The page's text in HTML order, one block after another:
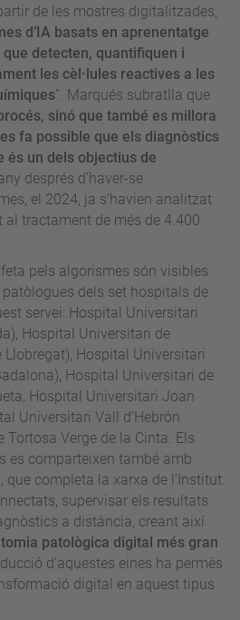
de les mostres digitalitzades,
d’IA basats en aprenentatge
que detecten, quantifiquen i
les cèl·lules reactives a les
”. Marqués subratlla que
sinó que també es millora
fa possible que els diagnòstics
és un dels objectius de
després d’haver-se
el 2024, ja s’havien analitzat
tractament de més de 4.400
pels algorismes són visibles
dels set hospitals de
servei: Hospital Universitari
Hospital Universitari de
Llobregat), Hospital Universitari
Hospital Universitari de
Hospital Universitari Joan
Universitari Vall d’Hebrón
Verge de la Cinta. Els
es comparteixen també amb
que completa la xarxa de l’Institut.
supervisar els resultats
a distància, creant així
patològica digital més gran
d’aquestes eines ha permès
digital en aquest tipus